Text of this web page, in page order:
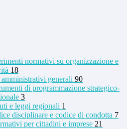
normativi su organizzazione e
18
generali 90
di programmazione strategico-
3
e leggi regionali 1
disciplinare e codice di condotta 7
per cittadini e imprese 21